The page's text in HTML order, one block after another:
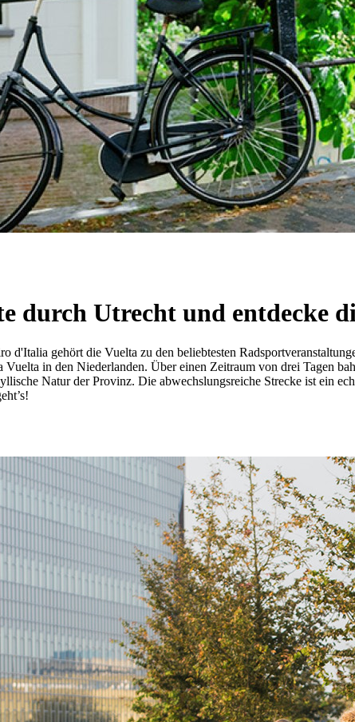
durch Utrecht und entdecke
d'Italia gehört die Vuelta zu den beliebtesten
Vuelta in den Niederlanden. Über einen Zeitraum von drei Tagen
Natur der Provinz. Die abwechslungsreiche Strecke ist ein